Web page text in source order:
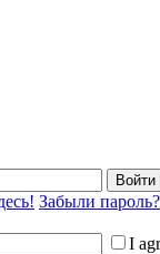
Войти
Забыли пароль?
I